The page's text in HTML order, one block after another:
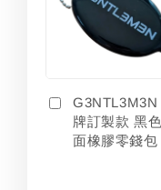
G3NTL3M3N
牌訂製款 黑
面橡膠零錢包